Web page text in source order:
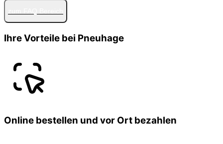
Ihre Vorteile bei Pneuhage
Online bestellen und vor Ort bezahlen